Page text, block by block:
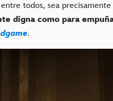
todos, sea precisamente
digna como para
.